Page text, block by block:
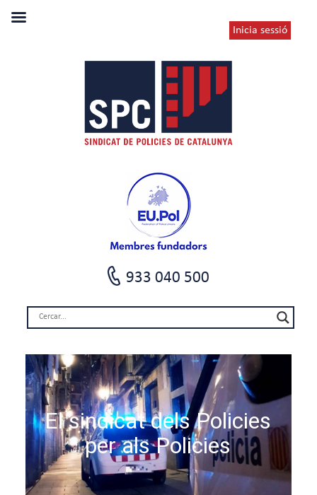
Inicia sessió
933 040 500